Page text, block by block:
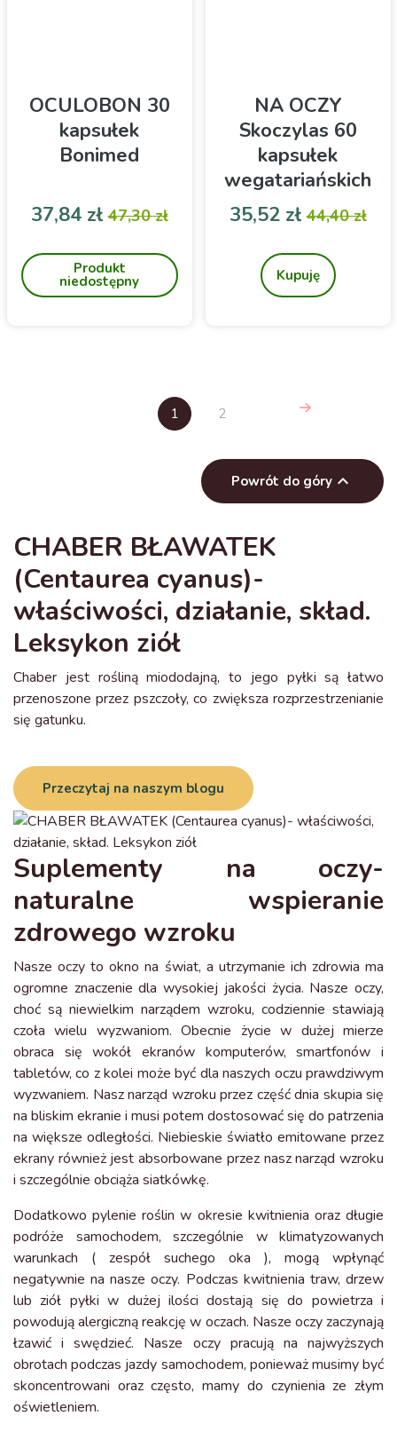
OCULOBON 30
kapsułek
Bonimed
Cena
37,84 złCena podstawowa
47,30 zł
Produkt
niedostępny
NA OCZY
Skoczylas 60
kapsułek
wegatariańskich
chroniące oczy przed
stresem oksydacyjnym i
wspomagające ostrość
Cena
35,52 złCena
44,40 zł
Kupuję
1 2
Powrót do góry 
CHABER BŁAWATEK
(Centaurea cyanus)-
właściwości, działanie, skład.
Leksykon ziół
Chaber jest rośliną miododajną, to jego pyłki są łatwo
przenoszone przez pszczoły, co zwiększa rozprzestrzenianie
się gatunku.
Przeczytaj na naszym blogu
Suplementy na oczy-
naturalne wspieranie
zdrowego wzroku
Nasze oczy to okno na świat, a utrzymanie ich zdrowia ma
ogromne znaczenie dla wysokiej jakości życia. Nasze oczy,
choć są niewielkim narządem wzroku, codziennie stawiają
czoła wielu wyzwaniom. Obecnie życie w dużej mierze
obraca się wokół ekranów komputerów, smartfonów i
tabletów, co z kolei może być dla naszych oczu prawdziwym
wyzwaniem. Nasz narząd wzroku przez część dnia skupia się
na bliskim ekranie i musi potem dostosować się do patrzenia
na większe odległości. Niebieskie światło emitowane przez
ekrany również jest absorbowane przez nasz narząd wzroku
i szczególnie obciąża siatkówkę.
Dodatkowo pylenie roślin w okresie kwitnienia oraz długie
podróże samochodem, szczególnie w klimatyzowanych
warunkach ( zespół suchego oka ), mogą wpłynąć
negatywnie na nasze oczy. Podczas kwitnienia traw, drzew
lub ziół pyłki w dużej ilości dostają się do powietrza i
powodują alergiczną reakcję w oczach. Nasze oczy zaczynają
łzawić i swędzieć. Nasze oczy pracują na najwyższych
obrotach podczas jazdy samochodem, ponieważ musimy być
skoncentrowani oraz często, mamy do czynienia ze złym
oświetleniem.